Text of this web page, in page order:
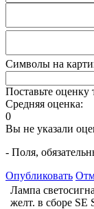
Символы на
Поставьте оценку
Средняя оценка:
0
Вы не указали
- Поля,
Опубликовать
Лампа
желт. в сборе SE